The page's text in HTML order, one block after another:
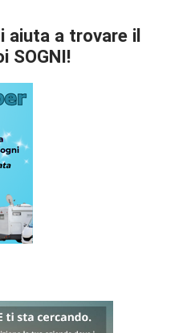
aiuta a trovare il
SOGNI!